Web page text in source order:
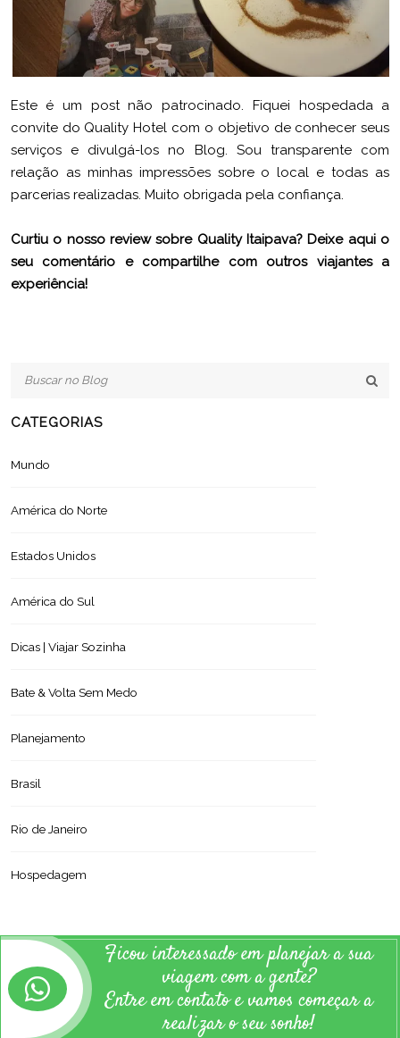
Este é um post não patrocinado. Fiquei hospedada a
convite do Quality Hotel com o objetivo de conhecer seus
serviços e divulgá-los no Blog. Sou transparente com
relação as minhas impressões sobre o local e todas as
parcerias realizadas. Muito obrigada pela confiança.
Curtiu o nosso review sobre Quality Itaipava? Deixe aqui o
seu comentário e compartilhe com outros viajantes a
experiência!
CATEGORIAS
Mundo
América do Norte
Estados Unidos
América do Sul
Dicas | Viajar Sozinha
Bate & Volta Sem Medo
Planejamento
Brasil
Rio de Janeiro
Hospedagem
Ficou interessado em planejar a sua
viagem com a gente?
Entre em contato e vamos começar a
realizar o seu sonho!